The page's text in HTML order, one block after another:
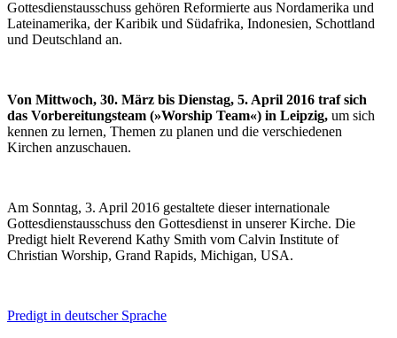
Gottesdienstausschuss gehören Reformierte aus Nordamerika und
Lateinamerika, der Karibik und Südafrika, Indonesien, Schottland
und Deutschland an.
Von Mittwoch, 30. März bis Dienstag, 5. April 2016 traf sich
das Vorbereitungsteam (»Worship Team«) in Leipzig, um sich
kennen zu lernen, Themen zu planen und die verschiedenen
Kirchen anzuschauen.
Am Sonntag, 3. April 2016 gestaltete dieser internationale
Gottesdienstausschuss den Gottesdienst in unserer Kirche. Die
Predigt hielt Reverend Kathy Smith vom Calvin Institute of
Christian Worship, Grand Rapids, Michigan, USA.
Predigt in deutscher Sprache